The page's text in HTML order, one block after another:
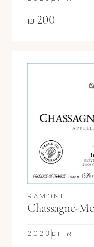
₪ 200
RAMONET
Chassagne-
2023 אדום